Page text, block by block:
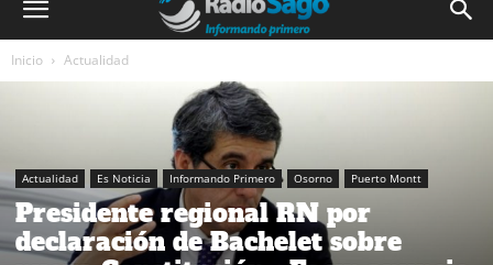
Inicio Actualidad
Actualidad Es Noticia Informando Primero Osorno Puerto Montt
Presidente regional RN por
declaración de Bachelet sobre